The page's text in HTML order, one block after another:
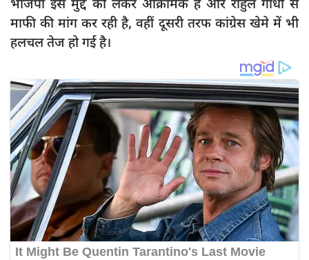
माफी की मांग कर रही है, वहीं दूसरी तरफ कांग्रेस खेमे में भी
हलचल तेज हो गई है।